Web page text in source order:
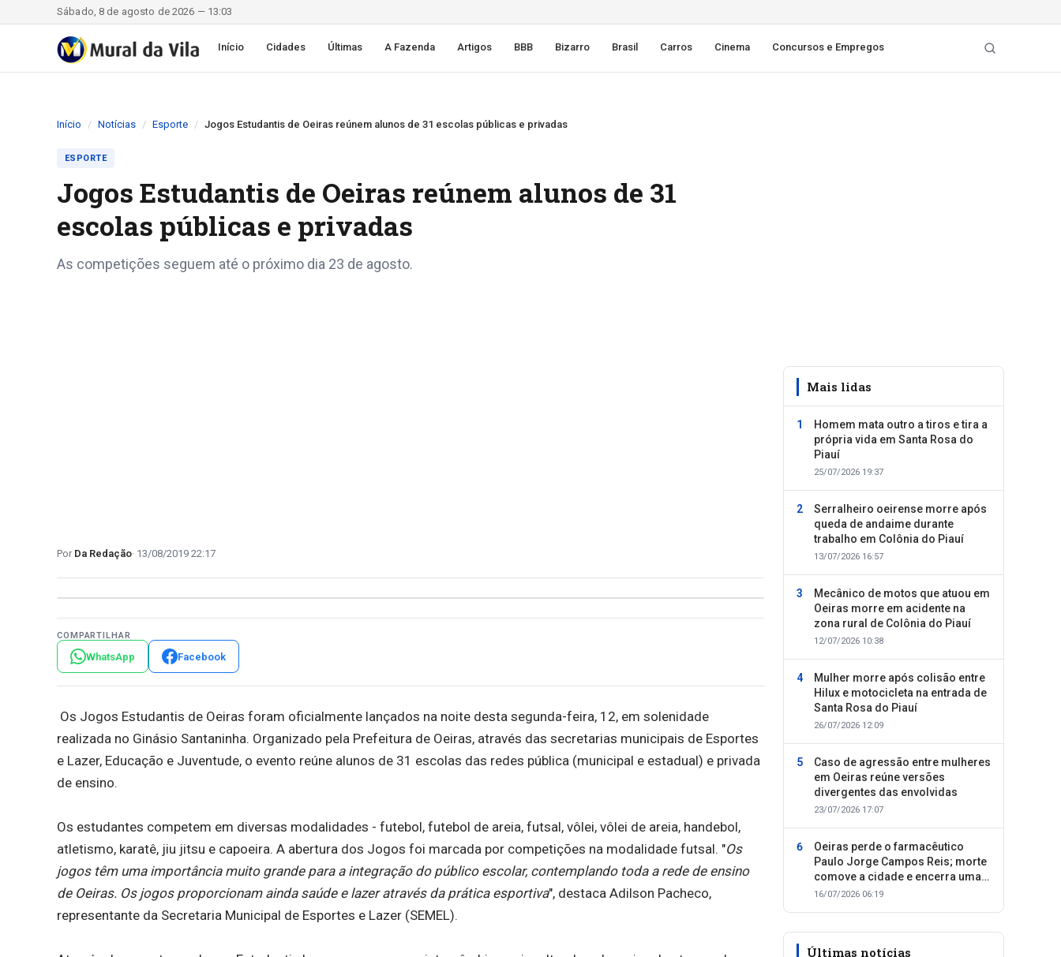
Sábado, 8 de agosto de 2026 — 13:03
Início Cidades Últimas A Fazenda Artigos BBB Bizarro Brasil Carros Cinema Concursos e Empregos
Início Notícias Esporte Jogos Estudantis de Oeiras reúnem alunos de 31 escolas públicas e privadas
ESPORTE
Jogos Estudantis de Oeiras reúnem alunos de 31
escolas públicas e privadas
As competições seguem até o próximo dia 23 de agosto.
Da Redação 13/08/2019 22:17
COMPARTILHAR
WhatsApp Facebook
Os Jogos Estudantis de Oeiras foram oficialmente lançados na noite desta segunda-feira, 12, em solenidade
realizada no Ginásio Santaninha. Organizado pela Prefeitura de Oeiras, através das secretarias municipais de Esportes
e Lazer, Educação e Juventude, o evento reúne alunos de 31 escolas das redes pública (municipal e estadual) e privada
de ensino.
Os estudantes competem em diversas modalidades - futebol, futebol de areia, futsal, vôlei, vôlei de areia, handebol,
atletismo, karatê, jiu jitsu e capoeira. A abertura dos Jogos foi marcada por competições na modalidade futsal. "Os
jogos têm uma importância muito grande para a integração do público escolar, contemplando toda a rede de ensino
de Oeiras. Os jogos proporcionam ainda saúde e lazer através da prática esportiva", destaca Adilson Pacheco,
representante da Secretaria Municipal de Esportes e Lazer (SEMEL).
Mais lidas
Homem mata outro a tiros e tira a
própria vida em Santa Rosa do
Piauí
25/07/2026 19:37
Serralheiro oeirense morre após
queda de andaime durante
trabalho em Colônia do Piauí
13/07/2026 16:57
Mecânico de motos que atuou em
Oeiras morre em acidente na
zona rural de Colônia do Piauí
12/07/2026 10:38
Mulher morre após colisão entre
Hilux e motocicleta na entrada de
Santa Rosa do Piauí
26/07/2026 12:09
Caso de agressão entre mulheres
em Oeiras reúne versões
divergentes das envolvidas
23/07/2026 17:07
Oeiras perde o farmacêutico
Paulo Jorge Campos Reis; morte
comove a cidade e encerra uma
trajetória dedicada ao cuidado
16/07/2026 06:19
Últimas notícias